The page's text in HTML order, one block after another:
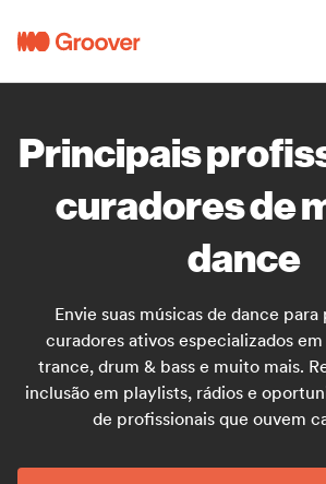
Principais
curadores de
dance
Envie suas músicas de dance
curadores ativos especializados
trance, drum & bass e muito mais.
inclusão em playlists, rádios e
de profissionais que ouvem